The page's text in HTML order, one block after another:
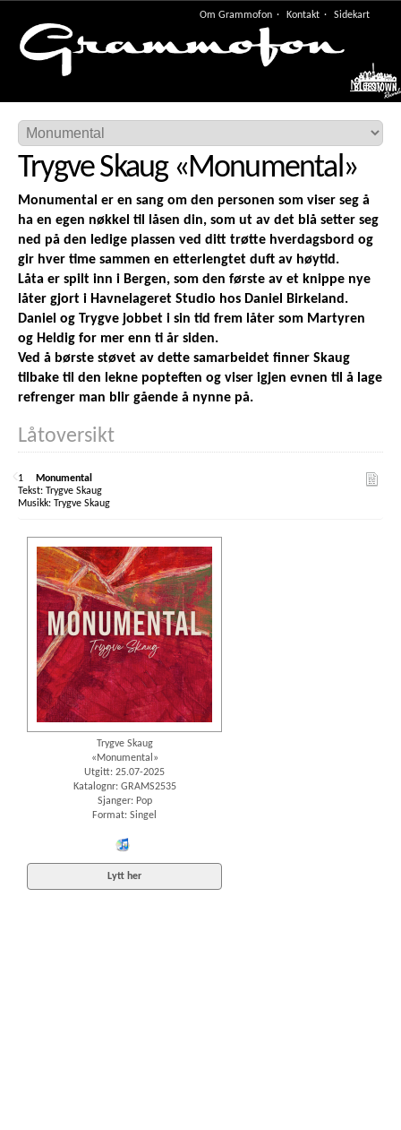
Om Grammofon Kontakt Sidekart
Meny
Trygve Skaug«Monumental»
Monumental er en sang om den personen som viser seg å
ha en egen nøkkel til låsen din, som ut av det blå setter seg
ned på den ledige plassen ved ditt trøtte hverdagsbord og
gir hver time sammen en etterlengtet duft av høytid.
Låta er spilt inn i Bergen, som den første av et knippe nye
låter gjort i Havnelageret Studio hos Daniel Birkeland.
Daniel og Trygve jobbet i sin tid frem låter som Martyren
og Heldig for mer enn ti år siden.
Ved å børste støvet av dette samarbeidet finner Skaug
tilbake til den lekne popteften og viser igjen evnen til å lage
refrenger man blir gående å nynne på.
Låtoversikt
1
Monumental
Trygve Skaug
Trygve Skaug
Trygve Skaug
«Monumental»
Utgitt: 25.07-2025
Katalognr: GRAMS2535
Sjanger: Pop
Format: Singel
Lytt her